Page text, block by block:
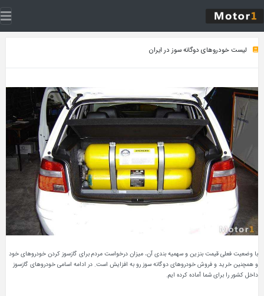
لیست خودروهای دوگانه سوز در ایران
با وضعیت فعلی قیمت بنزین و سهمیه بندی آن، میزان درخواست مردم برای گازسوز کردن خودروهای خود
و همچنین خرید و فروش خودروهای دوگانه سوز رو به افزایش است. در ادامه اسامی خودروهای گازسوز
داخل کشور را برای شما آماده کرده ایم.